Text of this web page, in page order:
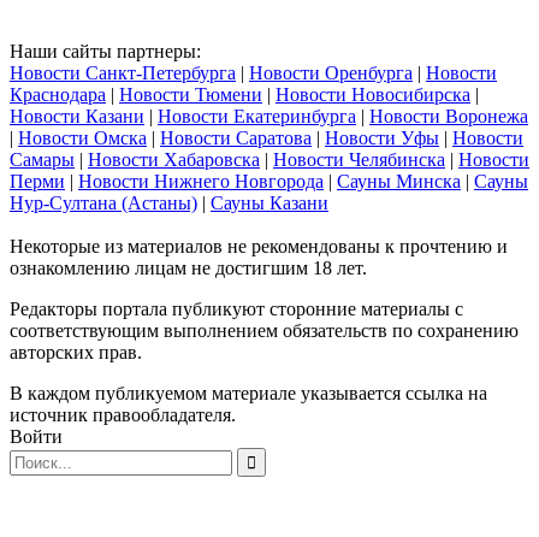
Наши сайты партнеры:
Новости Санкт-Петербурга | Новости Оренбурга | Новости
Краснодара | Новости Тюмени | Новости Новосибирска |
Новости Казани | Новости Екатеринбурга | Новости Воронежа
| Новости Омска | Новости Саратова | Новости Уфы | Новости
Самары | Новости Хабаровска | Новости Челябинска | Новости
Перми | Новости Нижнего Новгорода | Сауны Минска | Сауны
Нур-Султана (Астаны) | Сауны Казани
Некоторые из материалов не рекомендованы к прочтению и
ознакомлению лицам не достигшим 18 лет.
Редакторы портала публикуют сторонние материалы с
соответствующим выполнением обязательств по сохранению
авторских прав.
В каждом публикуемом материале указывается ссылка на
источник правообладателя.
Войти